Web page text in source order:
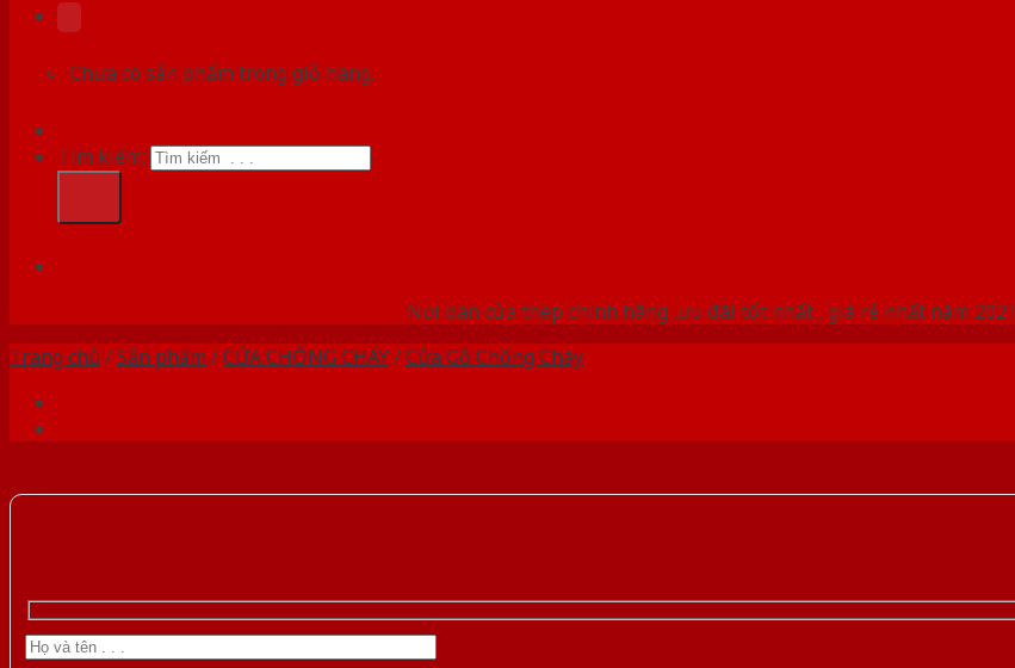
Chưa có sản phẩm trong giỏ hàng.
Tìm kiếm:
Nơi bán cửa thép chính hãng ,ưu đãi tốt nhất , giá rẻ nhất năm 2021
Trang chủ /Sản phẩm /CỬA CHỐNG CHÁY/Cửa Gỗ Chống Cháy